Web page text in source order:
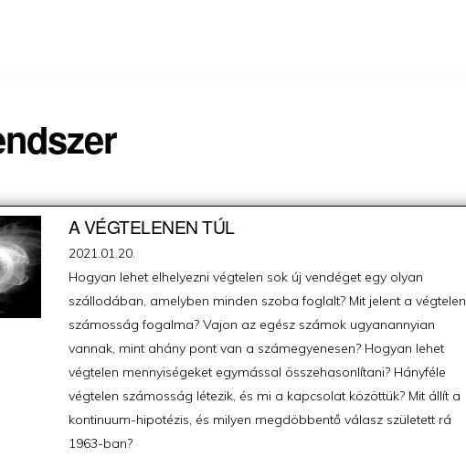
A VÉGTELENEN TÚL
Posted
on
2021.01.20.
Hogyan lehet elhelyezni végtelen sok új vendéget egy olyan
szállodában, amelyben minden szoba foglalt? Mit jelent a végtelen
számosság fogalma? Vajon az egész számok ugyanannyian
vannak, mint ahány pont van a számegyenesen? Hogyan lehet
végtelen mennyiségeket egymással összehasonlítani? Hányféle
végtelen számosság létezik, és mi a kapcsolat közöttük? Mit állít a
kontinuum-hipotézis, és milyen megdöbbentő válasz született rá
1963-ban?